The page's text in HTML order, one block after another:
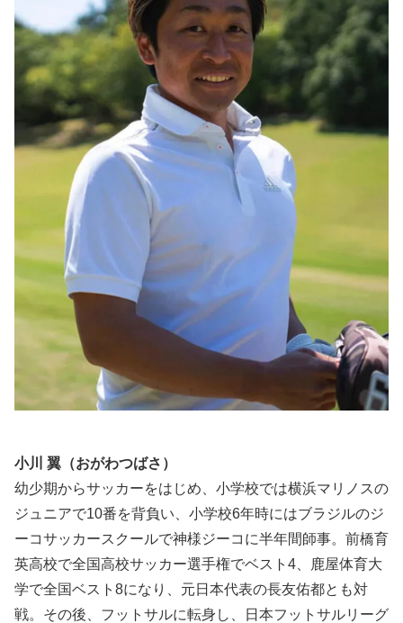
小川 翼（おがわつばさ）
幼少期からサッカーをはじめ、小学校では横浜マリノスの
ジュニアで10番を背負い、小学校6年時にはブラジルのジ
ーコサッカースクールで神様ジーコに半年間師事。前橋育
英高校で全国高校サッカー選手権でベスト4、鹿屋体育大
学で全国ベスト8になり、元日本代表の長友佑都とも対
戦。その後、フットサルに転身し、日本フットサルリーグ